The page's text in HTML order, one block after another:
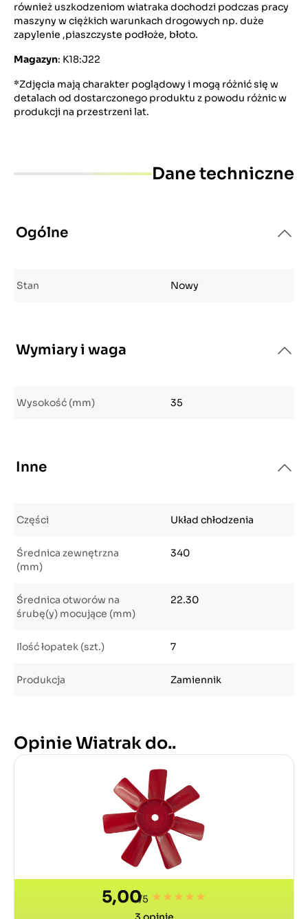
również uszkodzeniom wiatraka dochodzi podczas pracy
maszyny w ciężkich warunkach drogowych np. duże
zapylenie ,piaszczyste podłoże, błoto.
Magazyn: K18:J22
*Zdjęcia mają charakter poglądowy i mogą różnić się w
detalach od dostarczonego produktu z powodu różnic w
produkcji na przestrzeni lat.
Dane techniczne
Ogólne
Stan Nowy
Wymiary i waga
Wysokość (mm) 35
Inne
Części Układ chłodzenia
Średnica zewnętrzna
(mm)
340
Średnica otworów na
śrubę(y) mocujące (mm)
22.30
Ilość łopatek (szt.) 7
Produkcja Zamiennik
Opinie Wiatrak do..
5,00/5